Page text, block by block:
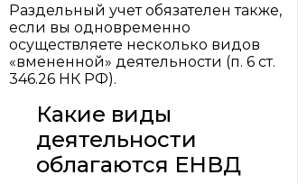
Раздельный учет обязателен также,
если вы одновременно
осуществляете несколько видов
«вмененной» деятельности (п. 6 ст.
346.26 НК РФ).
Какие виды
деятельности
облагаются ЕНВД